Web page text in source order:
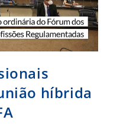
híbrida